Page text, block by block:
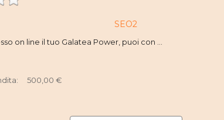
SEO2
on line il tuo Galatea Power, puoi con ...
500,00 €